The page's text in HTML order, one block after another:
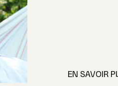
EN SAVOIR
À